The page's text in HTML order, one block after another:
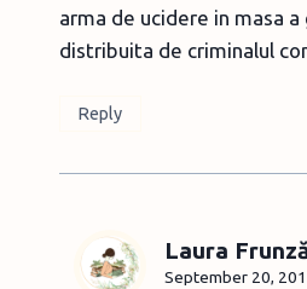
arma de ucidere in masa
distribuita de criminalul
Reply
Laura
September 20,